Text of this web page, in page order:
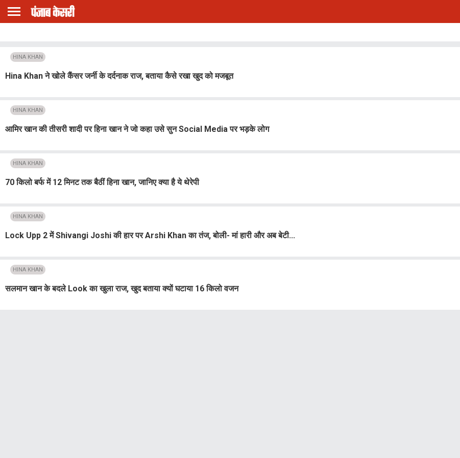
HINA KHAN
Hina Khan ने खोले कैंसर जर्नी के दर्दनाक राज, बताया कैसे रखा खुद को मजबूत
HINA KHAN
आमिर खान की तीसरी शादी पर हिना खान ने जो कहा उसे सुन Social Media पर भड़के लोग
HINA KHAN
70 किलो बर्फ में 12 मिनट तक बैठीं हिना खान, जानिए क्या है ये थेरेपी
HINA KHAN
Lock Upp 2 में Shivangi Joshi की हार पर Arshi Khan का तंज, बोली- मां हारी और अब बेटी...
HINA KHAN
सलमान खान के बदले Look का खुला राज, खुद बताया क्यों घटाया 16 किलो वजन